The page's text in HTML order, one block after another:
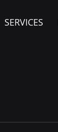
SERVICES